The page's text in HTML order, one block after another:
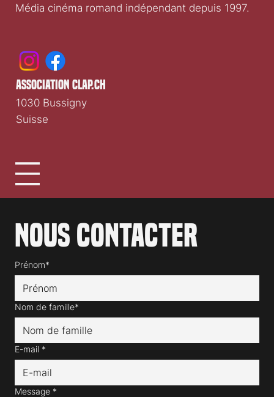
Média cinéma romand indépendant depuis 1997.
Nous contacter
Prénom*
Nom de famille*
E-mail *
Message *
association clap.ch
1030 Bussigny
Suisse